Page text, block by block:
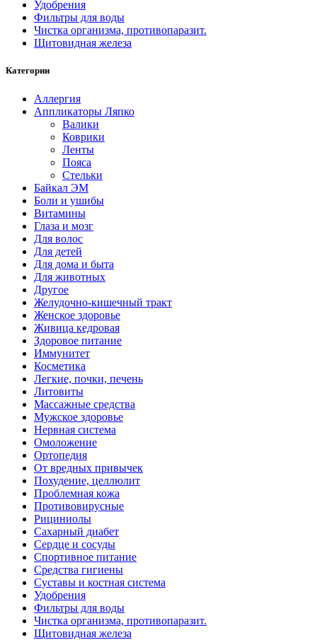
Удобрения
Фильтры для воды
Чистка организма, противопаразит.
Щитовидная железа
Категории
Аллергия
Аппликаторы Ляпко
Валики
Коврики
Ленты
Пояса
Стельки
Байкал ЭМ
Боли и ушибы
Витамины
Глаза и мозг
Для волос
Для детей
Для дома и быта
Для животных
Другое
Желудочно-кишечный тракт
Женское здоровье
Живица кедровая
Здоровое питание
Иммунитет
Косметика
Легкие, почки, печень
Литовиты
Массажные средства
Мужское здоровье
Нервная система
Омоложение
Ортопедия
От вредных привычек
Похудение, целлюлит
Проблемная кожа
Противовирусные
Рициниолы
Сахарный диабет
Сердце и сосуды
Спортивное питание
Средства гигиены
Суставы и костная система
Удобрения
Фильтры для воды
Чистка организма, противопаразит.
Щитовидная железа